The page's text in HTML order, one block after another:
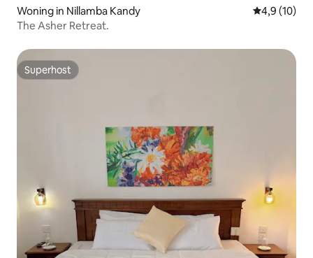
Woning in Nillamba Kandy
4,9 (10)
The Asher Retreat.
Superhost
Superhost